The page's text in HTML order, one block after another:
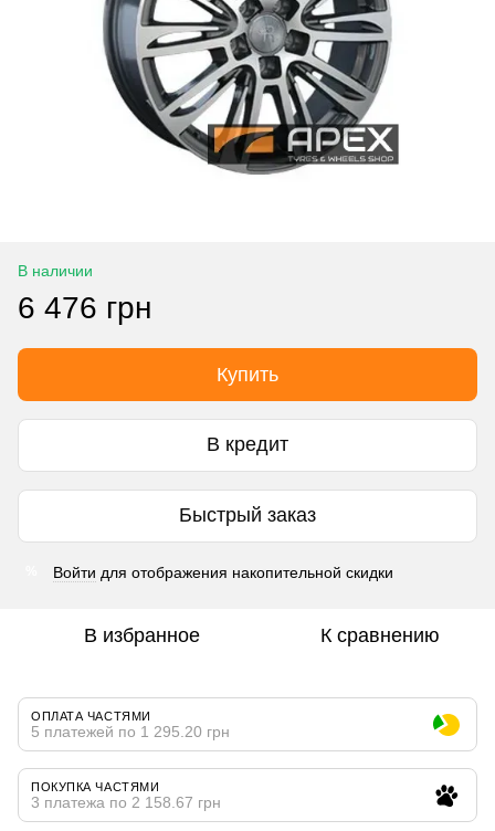
В наличии
6 476 грн
Купить
В кредит
Быстрый заказ
Войти для отображения накопительной скидки
В избранное К сравнению
ОПЛАТА ЧАСТЯМИ
5 платежей по 1 295.20 грн
ПОКУПКА ЧАСТЯМИ
3 платежа по 2 158.67 грн